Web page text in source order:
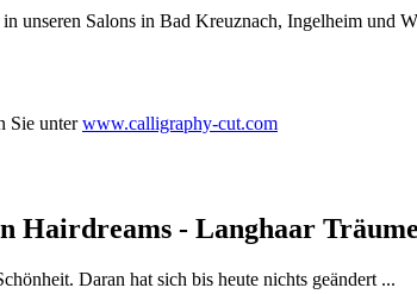
unseren Salons in Bad Kreuznach, Ingelheim und
Sie unterwww.calligraphy-cut.com
Hairdreams - Langhaar Träume
Daran hat sich bis heute nichts geändert ...